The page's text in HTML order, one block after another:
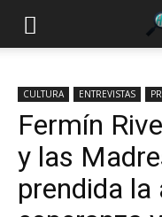
CULTURA ENTREVISTAS
Fermín
y las
prendida la